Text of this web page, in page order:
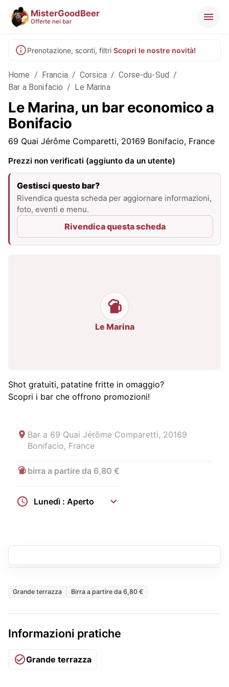
MisterGoodBeer
Offerte nei bar
Prenotazione, sconti, filtri Scopri le nostre novità!
Home / Francia / Corsica / Corse-du-Sud /
Bar a Bonifacio / Le Marina
Le Marina, un bar economico a
Bonifacio
69 Quai Jérôme Comparetti, 20169 Bonifacio, France
Prezzi non verificati (aggiunto da un utente)
Gestisci questo bar?
Rivendica questa scheda per aggiornare informazioni,
foto, eventi e menu.
Rivendica questa scheda
Le Marina
Shot gratuiti, patatine fritte in omaggio?
Scopri i bar che offrono promozioni!
Bar a 69 Quai Jérôme Comparetti, 20169
Bonifacio, France
birra a partire da 6,80 €
Lunedì : Aperto
Grande terrazza Birra a partire da 6,80 €
Informazioni pratiche
Grande terrazza